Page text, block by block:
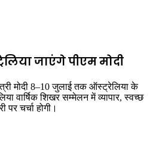
जाएंगे पीएम मोदी
मोदी 8–10 जुलाई तक ऑस्ट्रेलिया के
वार्षिक शिखर सम्मेलन में व्यापार, स्वच्छ
पर चर्चा होगी।